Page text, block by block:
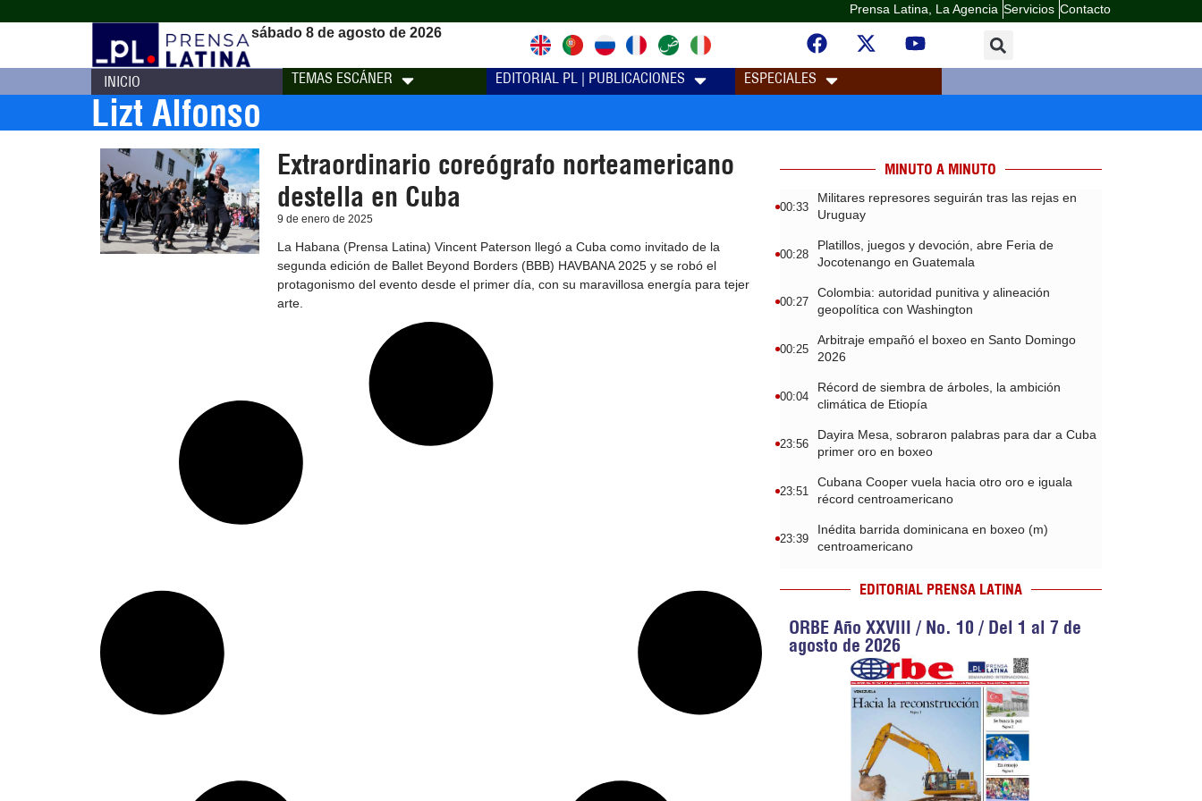
Prensa Latina, La Agencia Servicios Contacto
sábado 8 de agosto de 2026
INICIO TEMAS ESCÁNER EDITORIAL PL | PUBLICACIONES ESPECIALES
Lizt Alfonso
Extraordinario coreógrafo norteamericano
destella en Cuba
9 de enero de 2025
La Habana (Prensa Latina) Vincent Paterson llegó a Cuba como invitado de la
segunda edición de Ballet Beyond Borders (BBB) HAVBANA 2025 y se robó el
protagonismo del evento desde el primer día, con su maravillosa energía para tejer
arte.
MINUTO A MINUTO
00:33
Militares represores seguirán tras las rejas en
Uruguay
00:28
Platillos, juegos y devoción, abre Feria de
Jocotenango en Guatemala
00:27
Colombia: autoridad punitiva y alineación
geopolítica con Washington
00:25
Arbitraje empañó el boxeo en Santo Domingo
2026
00:04
Récord de siembra de árboles, la ambición
climática de Etiopía
23:56
Dayira Mesa, sobraron palabras para dar a Cuba
primer oro en boxeo
23:51
Cubana Cooper vuela hacia otro oro e iguala
récord centroamericano
23:39
Inédita barrida dominicana en boxeo (m)
centroamericano
EDITORIAL PRENSA LATINA
ORBE Año XXVIII / No. 10 / Del 1 al 7 de
agosto de 2026